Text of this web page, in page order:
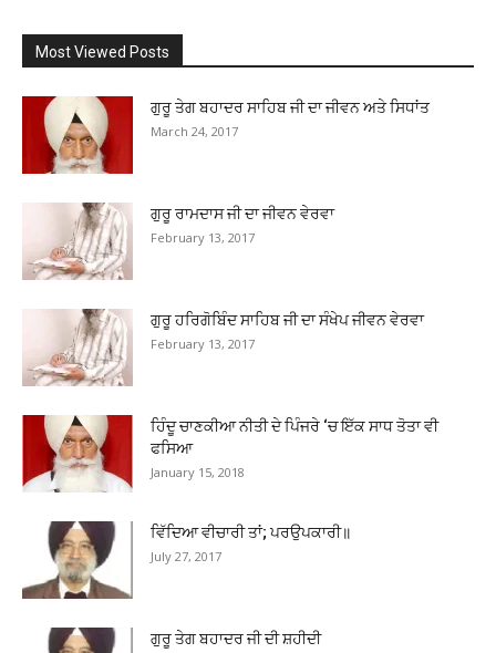
Most Viewed Posts
ਗੁਰੂ ਤੇਗ ਬਹਾਦਰ ਸਾਹਿਬ ਜੀ ਦਾ ਜੀਵਨ ਅਤੇ ਸਿਧਾਂਤ
March 24, 2017
ਗੁਰੂ ਰਾਮਦਾਸ ਜੀ ਦਾ ਜੀਵਨ ਵੇਰਵਾ
February 13, 2017
ਗੁਰੂ ਹਰਿਗੋਬਿੰਦ ਸਾਹਿਬ ਜੀ ਦਾ ਸੰਖੇਪ ਜੀਵਨ ਵੇਰਵਾ
February 13, 2017
ਹਿੰਦੂ ਚਾਣਕੀਆ ਨੀਤੀ ਦੇ ਪਿੰਜਰੇ ‘ਚ ਇੱਕ ਸਾਧ ਤੋਤਾ ਵੀ
ਫਸਿਆ
January 15, 2018
ਵਿੱਦਿਆ ਵੀਚਾਰੀ ਤਾਂ; ਪਰਉਪਕਾਰੀ॥
July 27, 2017
ਗੁਰੂ ਤੇਗ ਬਹਾਦਰ ਜੀ ਦੀ ਸ਼ਹੀਦੀ